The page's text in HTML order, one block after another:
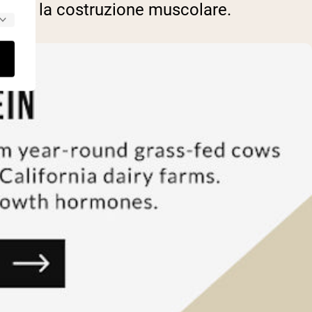
per la costruzione muscolare.